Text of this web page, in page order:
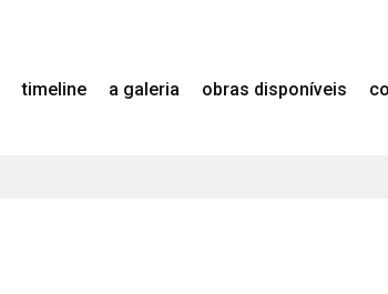
timeline a galeria obras disponíveis